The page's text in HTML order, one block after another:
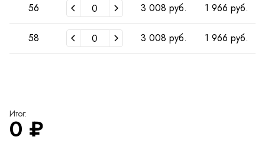
56 3 008 руб. 1 966 руб.
58 3 008 руб. 1 966 руб.
Итог:
0 ₽